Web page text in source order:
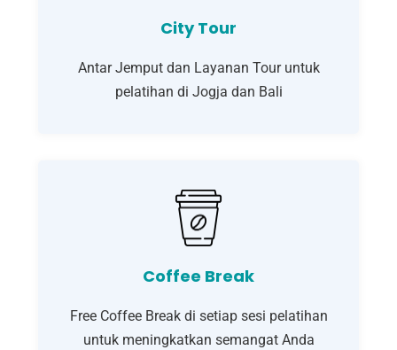
City Tour
Antar Jemput dan Layanan Tour untuk
pelatihan di Jogja dan Bali
Coffee Break
Free Coffee Break di setiap sesi pelatihan
untuk meningkatkan semangat Anda